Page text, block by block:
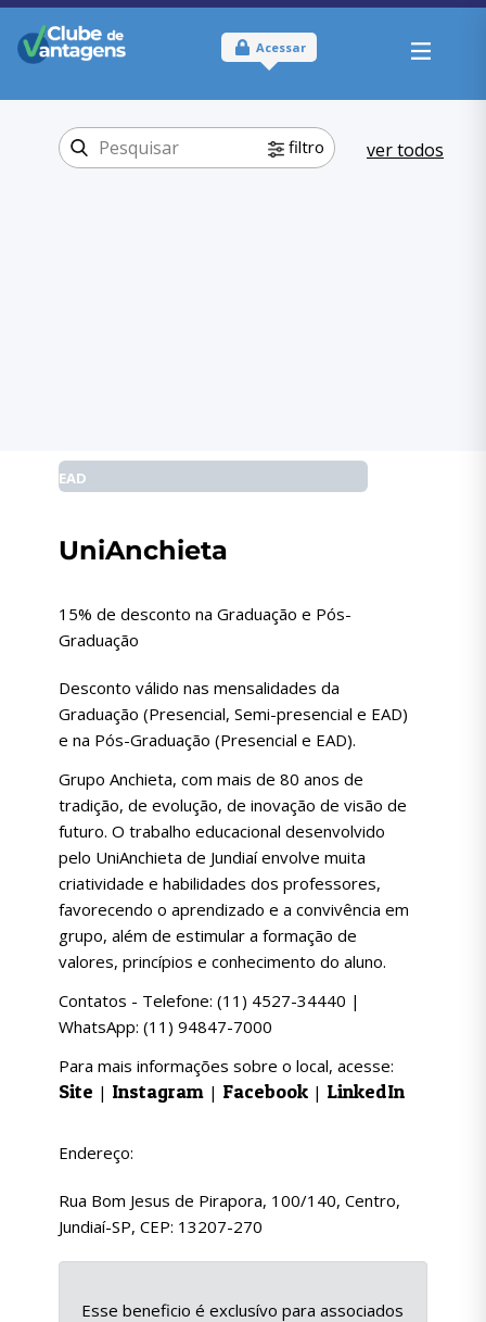
Acessar
filtro ver todos
EAD
UniAnchieta
15% de desconto na Graduação e Pós-
Graduação
Desconto válido nas mensalidades da
Graduação (Presencial, Semi-presencial e EAD)
e na Pós-Graduação (Presencial e EAD).
Grupo Anchieta, com mais de 80 anos de
tradição, de evolução, de inovação de visão de
futuro. O trabalho educacional desenvolvido
pelo UniAnchieta de Jundiaí envolve muita
criatividade e habilidades dos professores,
favorecendo o aprendizado e a convivência em
grupo, além de estimular a formação de
valores, princípios e conhecimento do aluno.
Contatos - Telefone: (11) 4527-34440 |
WhatsApp: (11) 94847-7000
Para mais informações sobre o local, acesse:
Site | Instagram | Facebook | LinkedIn
Endereço:
Rua Bom Jesus de Pirapora, 100/140, Centro,
Jundiaí-SP, CEP: 13207-270
Esse beneficio é exclusívo para associados